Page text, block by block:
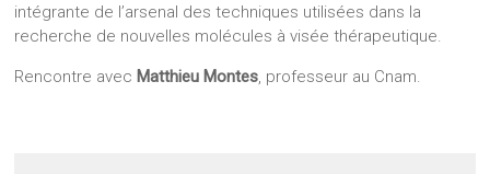
intégrante de l’arsenal des techniques utilisées dans la
recherche de nouvelles molécules à visée thérapeutique.
Rencontre avec Matthieu Montes, professeur au Cnam.